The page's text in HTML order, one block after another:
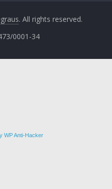
. All rights reserved.
0001-34
WP Anti-Hacker